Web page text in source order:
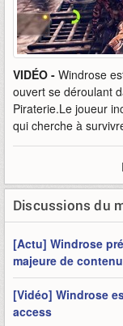
VIDÉO - Windrose
ouvert se déroulant
Piraterie.Le joueur
qui cherche à
Discussions du
[Actu] Windrose
majeure de contenu
[Vidéo] Windrose
access